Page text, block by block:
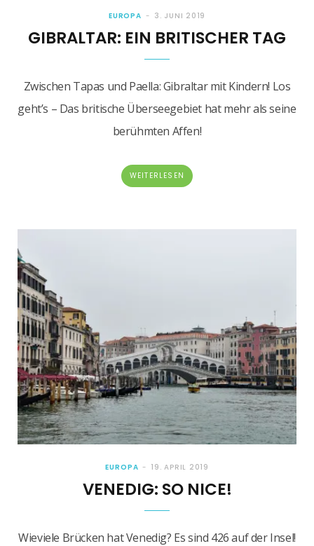
EUROPA 3. JUNI 2019
GIBRALTAR: EIN BRITISCHER TAG
Zwischen Tapas und Paella: Gibraltar mit Kindern! Los
geht’s – Das britische Überseegebiet hat mehr als seine
berühmten Affen!
WEITERLESEN
EUROPA 19. APRIL 2019
VENEDIG: SO NICE!
Wieviele Brücken hat Venedig? Es sind 426 auf der Insel!